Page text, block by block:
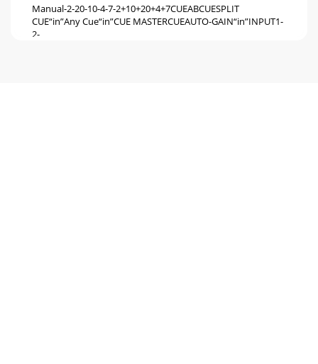
Manual-2-20-10-4-7-2+10+20+4+7CUEABCUESPLIT
CUE“in”Any Cue“in”CUE MASTERCUEAUTO-GAIN“in”INPUT1-
2-